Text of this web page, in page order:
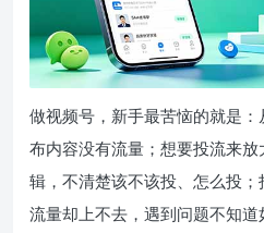
做视频号，新手最苦恼的就是
布内容没有流量；想要投流来
辑，不清楚该不该投、怎么投
流量却上不去，遇到问题不知